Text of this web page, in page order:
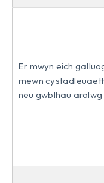
Er mwyn eich
mewn
neu gwblhau arolwg